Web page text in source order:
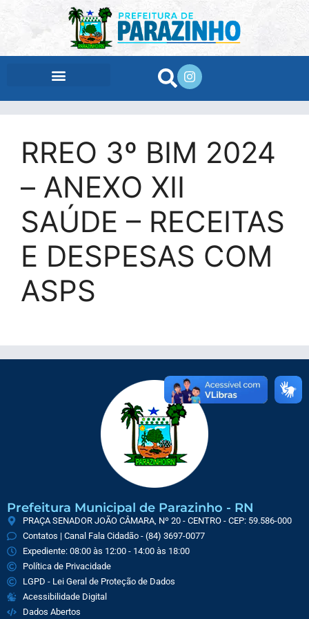
RREO 3º BIM 2024
– ANEXO XII
SAÚDE – RECEITAS
E DESPESAS COM
ASPS
Prefeitura Municipal de Parazinho - RN
PRAÇA SENADOR JOÃO CÂMARA, Nº 20 - CENTRO - CEP: 59.586-000
Contatos | Canal Fala Cidadão - (84) 3697-0077
Expediente: 08:00 às 12:00 - 14:00 às 18:00
Política de Privacidade
LGPD - Lei Geral de Proteção de Dados
Acessibilidade Digital
Dados Abertos